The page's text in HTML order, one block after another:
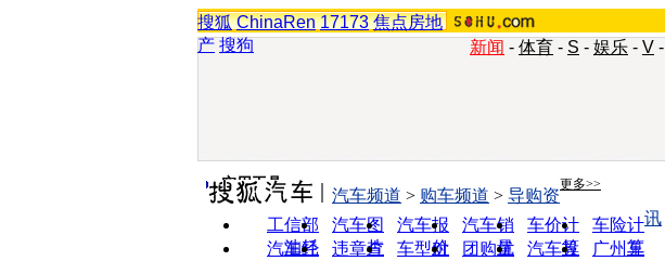
搜狐 ChinaRen 17173 焦点房地
产 搜狗 新闻 - 体育 - S - 娱乐 - V -
实用工具 更多>>
工信部
油耗
汽车图
片
汽车报
价
汽车销
量
车价计
算
车险计
算
汽车经
违章查
车型对
团购优
汽车投
广州车
汽车频道 > 购车频道 > 导购资
讯